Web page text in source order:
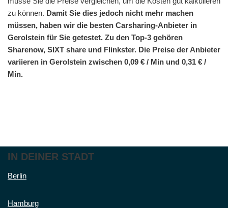
zu können. Damit Sie dies jedoch nicht mehr machen
müssen, haben wir die besten Carsharing-Anbieter in
Gerolstein für Sie getestet. Zu den Top-3 gehören
Sharenow, SIXT share und Flinkster. Die Preise der Anbieter
variieren in Gerolstein zwischen 0,09 € / Min und 0,31 € /
Min.
IN DEINER STADT
Berlin
Hamburg